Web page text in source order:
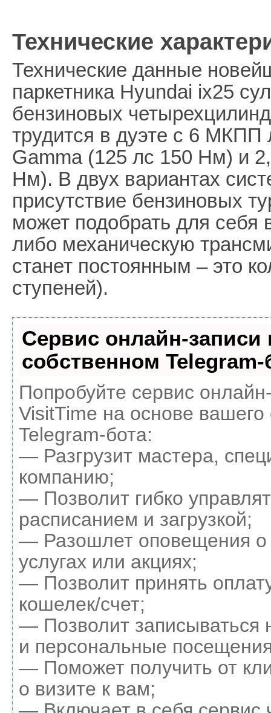
Технические
Технические данные
паркетника Hyundai ix25
бензиновых
трудится в дуэте с 6
Gamma (125 лс 150 Нм) и
Нм). В двух вариантах
присутствие бензиновых
может подобрать для себя
либо механическую
станет постоянным – это
ступеней).
Сервис онлайн-записи
собственном Telegram-
Попробуйте сервис
VisitTime на основе вашего
Telegram-бота:
— Разгрузит мастера,
компанию;
— Позволит гибко
расписанием и загрузкой;
— Разошлет оповещения о
услугах или акциях;
— Позволит принять
кошелек/счет;
— Позволит записываться
и персональные
— Поможет получить от
о визите к вам;